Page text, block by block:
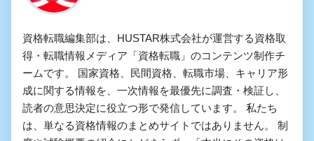
資格転職編集部は、HUSTAR株式会社が運営する資格取
得・転職情報メディア「資格転職」のコンテンツ制作チ
ームです。 国家資格、民間資格、転職市場、キャリア形
成に関する情報を、一次情報を最優先に調査・検証し、
読者の意思決定に役立つ形で発信しています。 私たち
は、単なる資格情報のまとめサイトではありません。 制